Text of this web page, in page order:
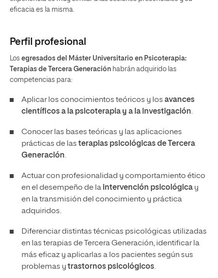
eficacia es la misma.
Perfil profesional
Los egresados del Máster Universitario en Psicoterapia:
Terapias de Tercera Generación habrán adquirido las
competencias para:
Aplicar los conocimientos teóricos y los avances
científicosa la psicoterapia y a la investigación.
Conocer las bases teóricas y las aplicaciones
prácticas de las terapias psicológicas de Tercera
Generación.
Actuar con profesionalidad y comportamiento ético
en el desempeño de la intervención psicológica y
en la transmisión del conocimiento y práctica
adquiridos.
Diferenciar distintas técnicas psicológicas utilizadas
en las terapias de Tercera Generación, identificar la
más eficaz y aplicarlas a los pacientes según sus
problemas y trastornos psicológicos.